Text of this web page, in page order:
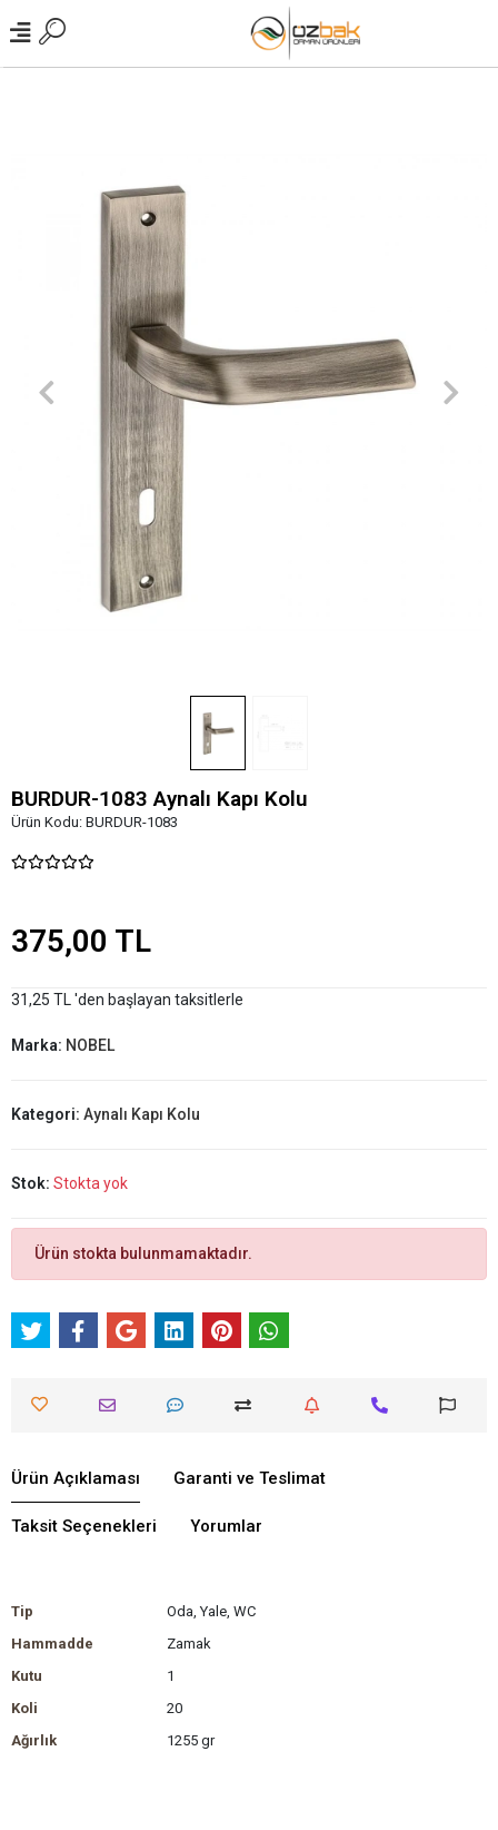
BURDUR-1083 Aynalı Kapı Kolu
Ürün Kodu: BURDUR-1083
375,00 TL
31,25 TL 'den başlayan taksitlerle
Marka: NOBEL
Kategori: Aynalı Kapı Kolu
Stok: Stokta yok
Ürün stokta bulunmamaktadır.
Ürün Açıklaması Garanti ve Teslimat
Taksit Seçenekleri Yorumlar
Tip
Oda, Yale, WC
Hammadde
Zamak
Kutu
1
Koli
20
Ağırlık
1255 gr